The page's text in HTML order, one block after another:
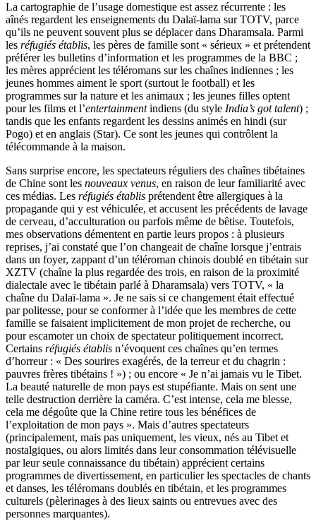
La cartographie de l’usage domestique est assez récurrente : les
aînés regardent les enseignements du Dalaï-lama sur TOTV, parce
qu’ils ne peuvent souvent plus se déplacer dans Dharamsala. Parmi
les réfugiés établis, les pères de famille sont « sérieux » et prétendent
préférer les bulletins d’information et les programmes de la BBC ;
les mères apprécient les téléromans sur les chaînes indiennes ; les
jeunes hommes aiment le sport (surtout le football) et les
programmes sur la nature et les animaux ; les jeunes filles optent
pour les films et l’entertainmentindiens (du style India’s got talent) ;
tandis que les enfants regardent les dessins animés en hindi (sur
Pogo) et en anglais (Star). Ce sont les jeunes qui contrôlent la
télécommande à la maison.
Sans surprise encore, les spectateurs réguliers des chaînes tibétaines
de Chine sont les nouveaux venus, en raison de leur familiarité avec
ces médias. Les réfugiés établis prétendent être allergiques à la
propagande qui y est véhiculée, et accusent les précédents de lavage
de cerveau, d’acculturation ou parfois même de bêtise. Toutefois,
mes observations démentent en partie leurs propos : à plusieurs
reprises, j’ai constaté que l’on changeait de chaîne lorsque j’entrais
dans un foyer, zappant d’un téléroman chinois doublé en tibétain sur
XZTV (chaîne la plus regardée des trois, en raison de la proximité
dialectale avec le tibétain parlé à Dharamsala) vers TOTV, « la
chaîne du Dalaï-lama ». Je ne sais si ce changement était effectué
par politesse, pour se conformer à l’idée que les membres de cette
famille se faisaient implicitement de mon projet de recherche, ou
pour escamoter un choix de spectateur politiquement incorrect.
Certains réfugiés établis n’évoquent ces chaînes qu’en termes
d’horreur : « Des sourires exagérés, de la terreur et du chagrin :
pauvres frères tibétains ! ») ; ou encore « Je n’ai jamais vu le Tibet.
La beauté naturelle de mon pays est stupéfiante. Mais on sent une
telle destruction derrière la caméra. C’est intense, cela me blesse,
cela me dégoûte que la Chine retire tous les bénéfices de
l’exploitation de mon pays ». Mais d’autres spectateurs
(principalement, mais pas uniquement, les vieux, nés au Tibet et
nostalgiques, ou alors limités dans leur consommation télévisuelle
par leur seule connaissance du tibétain) apprécient certains
programmes de divertissement, en particulier les spectacles de chants
et danses, les téléromans doublés en tibétain, et les programmes
culturels (pèlerinages à des lieux saints ou entrevues avec des
personnes marquantes).